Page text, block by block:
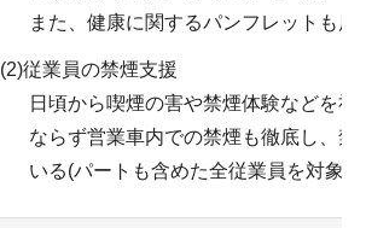
また、健康に関するパンフレットも
(2)従業員の禁煙支援
日頃から喫煙の害や禁煙体験などを
ならず営業車内での禁煙も徹底し、
いる(パートも含めた全従業員を対象)